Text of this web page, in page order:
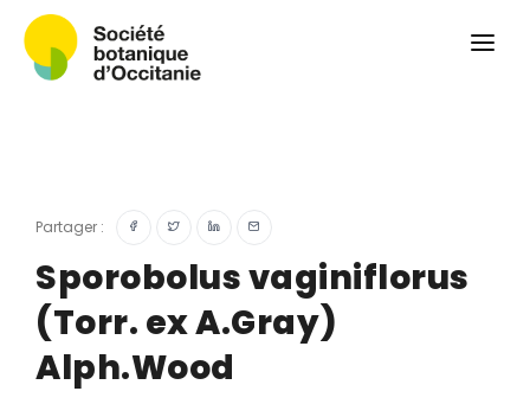
Herbier PCPR
Ressources
Actualités et calendrier
Partager :
Sporobolus vaginiflorus
(Torr. ex A.Gray)
Alph.Wood